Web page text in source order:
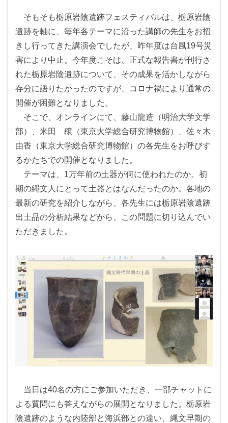
そもそも栃原岩陰遺跡フェスティバルは、栃原岩陰
遺跡を軸に、毎年各テーマに沿った講師の先生をお招
きし行ってきた講演会でしたが、昨年度は台風19号災
害により中止。今年度こそは、正式な報告書が刊行さ
れた栃原岩陰遺跡について、その成果を活かしながら
存分に語りたかったのですが、コロナ禍により通常の
開催が困難となりました。
そこで、オンラインにて、藤山龍造（明治大学文学
部）、米田 穣（東京大学総合研究博物館）、佐々木
由香（東京大学総合研究博物館）の各先生をお呼びす
るかたちでの開催となりました。
テーマは、1万年前の土器が何に使われたのか。初
期の縄文人にとって土器とはなんだったのか。各地の
最新の研究を紹介しながら、各先生には栃原岩陰遺跡
出土品の分析結果などから、この問題に切り込んでい
ただきました。
当日は40名の方にご参加いただき、一部チャットに
よる質問にも答えながらの展開となりました。栃原岩
陰遺跡のような内陸部と海浜部との違い、縄文早期の